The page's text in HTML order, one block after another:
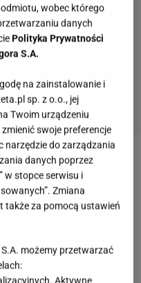
sama zapiąć
sznurka i gotowe!
litera A
dla kobiet o sylwetce
wobec którego
danych
Polityka Prywatności
S.A.
na zainstalowanie i
sp. z o.o., jej
Twoim urządzeniu
swoje preferencje
narzędzie do zarządzania
danych poprzez
w stopce serwisu i
Zmiana
także za pomocą ustawień
możemy przetwarzać
Aktywne